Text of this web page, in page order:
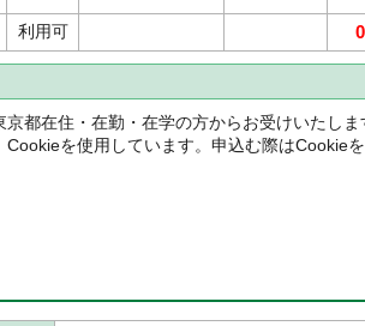
利用可 0
京都在住・在勤・在学の方からお受けいたしま
Cookieを使用しています。申込む際はCookie